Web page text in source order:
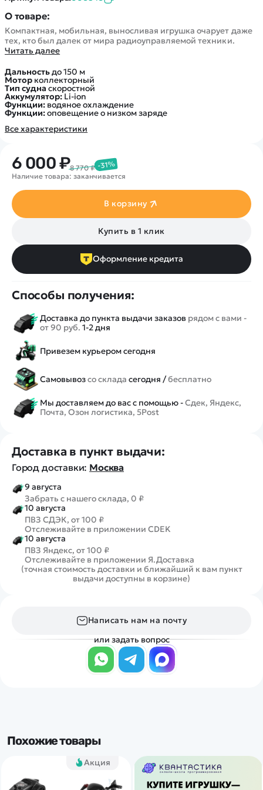
О товаре:
Компактная, мобильная, выносливая игрушка очарует даже
тех, кто был далек от мира радиоуправляемой техники.
Читать далее
Дальностьдо 150 м
Мотор коллекторный
Тип судна скоростной
Аккумулятор:Li-ion
Функции: водяное охлаждение
Функции:оповещение о низком заряде
Все характеристики
6 000 ₽8 770 ₽ -31%
Наличие товара: заканчивается
В корзину
Купить в 1 клик
Оформление кредита
Способы получения:
Доставка до пункта выдачи заказов рядом с вами -
от 90 руб. 1-2 дня
Привезем курьером сегодня
Самовывозсо склада сегодня /бесплатно
Мы доставляем до вас с помощью -Сдек, Яндекс,
Почта, Озон логистика, 5Post
Доставка в пункт выдачи:
Город доставки: Москва
9 августа
Забрать с нашего склада, 0 ₽
10 августа
ПВЗ СДЭК, от 100 ₽
Отслеживайте в приложении CDEK
10 августа
ПВЗ Яндекс, от 100 ₽
Отслеживайте в приложении Я.Доставка
(точная стоимость доставки и ближайший к вам пункт
выдачи доступны в корзине)
Написать нам на почту
или задать вопрос
Похожие товары
Акция